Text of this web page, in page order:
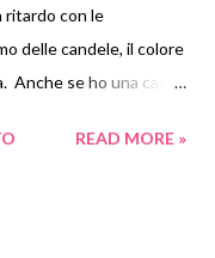
ritardo con le
delle candele, il colore
Anche se ho una casa
finto e
READ MORE »